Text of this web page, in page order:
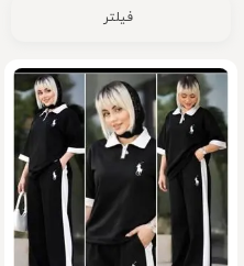
فیلتر